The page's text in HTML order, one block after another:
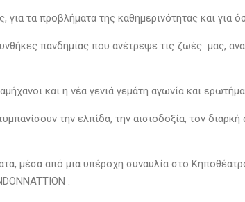
για τα προβλήματα της καθημερινότητας και
πανδημίας που ανέτρεψε τις ζωές μας,
και η νέα γενιά γεμάτη αγωνία και
την ελπίδα, την αισιοδοξία, τον
μέσα από μια υπέροχη συναυλία στο
.